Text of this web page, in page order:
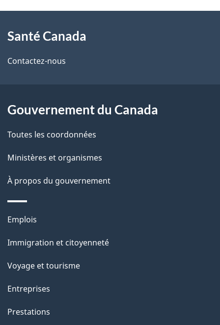
l
s
d
l
p
a
g
e
propos
de
site
Santé Canada
Contactez-nous
Gouvernement du Canada
Toutes les coordonnées
Ministères et organismes
À propos du gouvernement
Thèmes
sujets
Emplois
Immigration et citoyenneté
Voyage et tourisme
Entreprises
Prestations